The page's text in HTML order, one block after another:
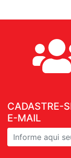
CADASTRE-
E-MAIL